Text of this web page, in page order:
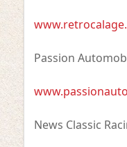
Passion
News Classic